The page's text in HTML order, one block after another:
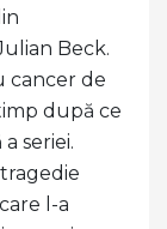
Beck.
cancer de
după ce
seriei.
l-a